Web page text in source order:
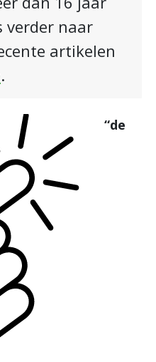
verder naar
artikelen
.
“de